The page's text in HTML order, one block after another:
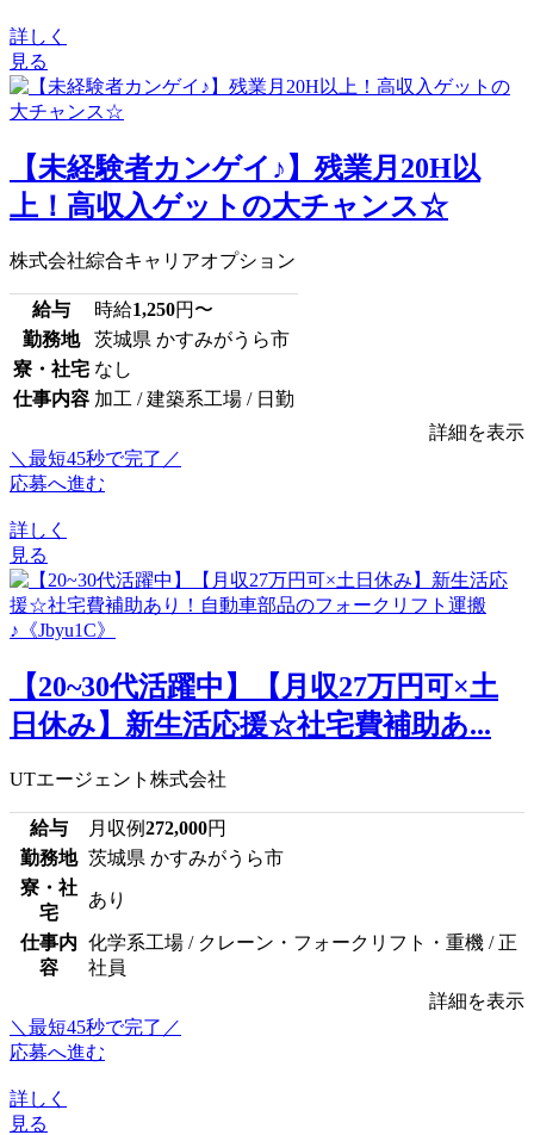
詳しく
見る
【未経験者カンゲイ♪】残業月20H以
上！高収入ゲットの大チャンス☆
株式会社綜合キャリアオプション
給与 時給1,250円〜
勤務地
茨城県 かすみがうら市
寮・社宅 なし
仕事内容 加工 / 建築系工場 / 日勤
詳細を表示
＼最短45秒で完了／
応募へ進む
詳しく
見る
【20~30代活躍中】【月収27万円可×土
日休み】新生活応援☆社宅費補助あ...
UTエージェント株式会社
給与 月収例272,000円
勤務地 茨城県 かすみがうら市
寮・社
宅
あり
仕事内
容
化学系工場 / クレーン・フォークリフト・重機 / 正
社員
詳細を表示
＼最短45秒で完了／
応募へ進む
詳しく
見る